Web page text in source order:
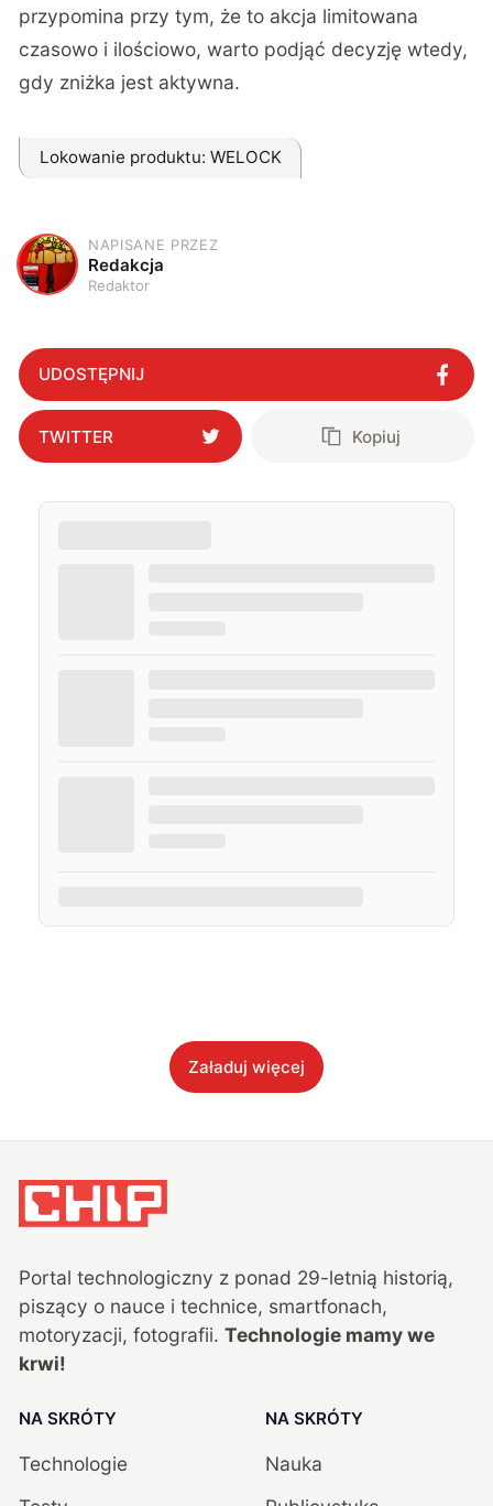
przypomina przy tym, że to akcja limitowana
czasowo i ilościowo, warto podjąć decyzję wtedy,
gdy zniżka jest aktywna.
Lokowanie produktu: WELOCK
R
NAPISANE PRZEZ
Redakcja
Redaktor
UDOSTĘPNIJ
TWITTER Kopiuj
Załaduj więcej
Portal technologiczny z ponad 29-letnią historią,
piszący o nauce i technice, smartfonach,
motoryzacji, fotografii. Technologie mamy we
krwi!
NA SKRÓTY
Technologie
NA SKRÓTY
Nauka